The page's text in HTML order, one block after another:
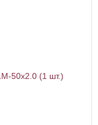
50x2.0 (1 шт.)